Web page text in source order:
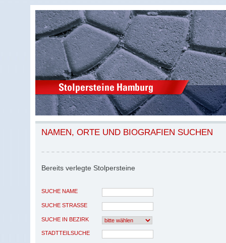
NAMEN, ORTE UND BIOGRAFIEN SUCHEN
Bereits verlegte Stolpersteine
SUCHE NAME
SUCHE STRASSE
SUCHE IN BEZIRK
STADTTEILSUCHE